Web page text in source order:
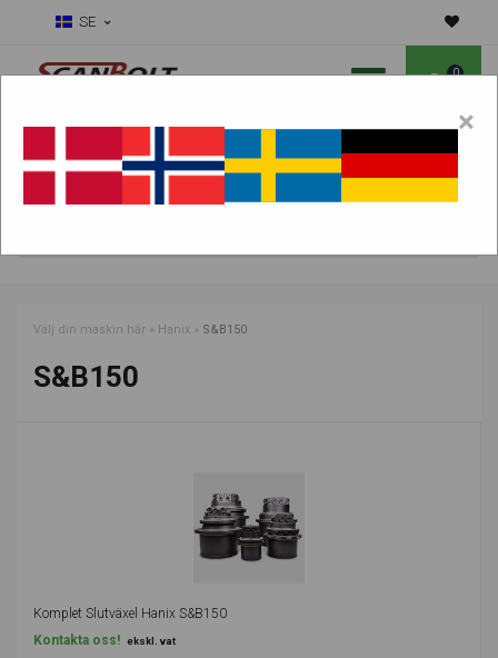
SE
0
Välj din maskin här » Hanix » S&B150
S&B150
Komplet Slutväxel Hanix S&B150
Kontakta oss! ekskl. vat
×